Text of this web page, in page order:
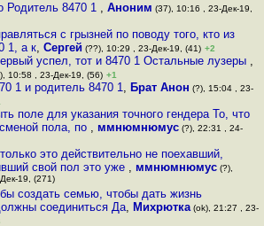
Родитель 8470 1 , Аноним (37), 10:16 , 23-Дек-19,
с грызней по поводу того, кто из
1, а к,Сергей (??), 10:29 , 23-Дек-19, (41) +2
успел, тот и 8470 1 Остальные лузеры ,
10:58 , 23-Дек-19, (56) +1
1 и родитель 8470 1, Брат Анон (?), 15:04 , 23-
поле для указания точного гендера То, что
пола, по , ммнюмнюмус(?), 22:31 , 24-
это действительно не поехавший,
свой пол это уже , ммнюмнюмус (?),
19, (271)
создать семью, чтобы дать жизнь
соединиться Да, Михрютка(ok), 21:27 , 23-